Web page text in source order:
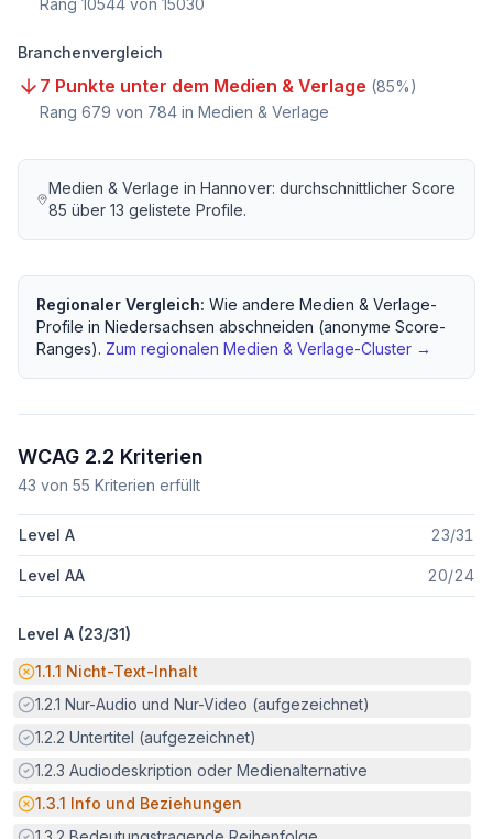
Rang 10544 von 15030
Branchenvergleich
7 Punkte unter dem Medien & Verlage (85%)
Rang 679 von 784 in Medien & Verlage
Medien & Verlage in Hannover: durchschnittlicher Score
85 über 13 gelistete Profile.
Regionaler Vergleich: Wie andere Medien & Verlage-
Profile in Niedersachsen abschneiden (anonyme Score-
Ranges). Zum regionalen Medien & Verlage-Cluster →
WCAG 2.2 Kriterien
43 von 55 Kriterien erfüllt
Level A 23/31
Level AA 20/24
Level A (23/31)
Potenzielle Barriere:
1.1.1 Nicht-Text-Inhalt
Erfüllt:
1.2.1 Nur-Audio und Nur-Video (aufgezeichnet)
Erfüllt:
1.2.2 Untertitel (aufgezeichnet)
Erfüllt:
1.2.3 Audiodeskription oder Medienalternative
Potenzielle Barriere:
1.3.1 Info und Beziehungen
Erfüllt: